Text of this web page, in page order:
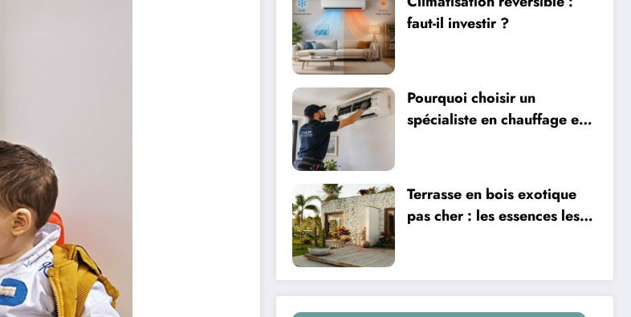
faut-il investir ?
Pourquoi choisir un
spécialiste en chauffage et
Terrasse en bois exotique
pas cher : les essences les